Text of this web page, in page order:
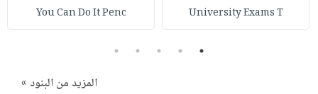
University Exams T
You Can Do It Penc
1
2
3
4
5
المزيد من البنود »